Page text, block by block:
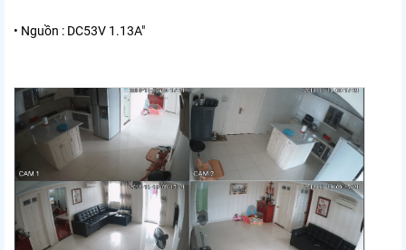
• Nguồn : DC53V 1.13A"